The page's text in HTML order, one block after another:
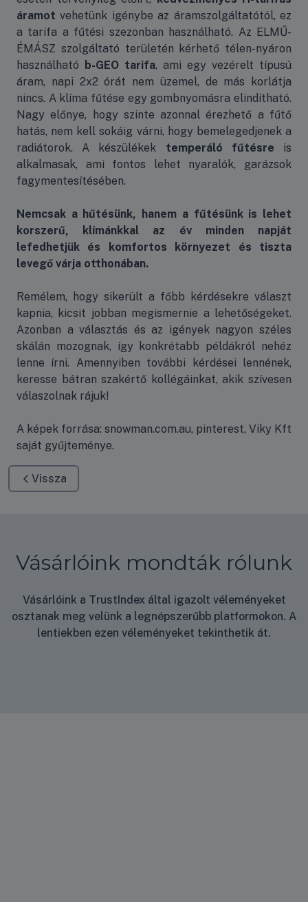
áramot vehetünk igénybe az áramszolgáltatótól, ez
a tarifa a fűtési szezonban használható. Az ELMŰ-
ÉMÁSZ szolgáltató területén kérhető télen-nyáron
használható b-GEO tarifa, ami egy vezérelt típusú
áram, napi 2x2 órát nem üzemel, de más korlátja
nincs. A klíma fűtése egy gombnyomásra elindítható.
Nagy előnye, hogy szinte azonnal érezhető a fűtő
hatás, nem kell sokáig várni, hogy bemelegedjenek a
radiátorok. A készülékek temperáló fűtésre is
alkalmasak, ami fontos lehet nyaralók, garázsok
fagymentesítésében.
Nemcsak a hűtésünk, hanem a fűtésünk is lehet
korszerű, klímánkkal az év minden napját
lefedhetjük és komfortos környezet és tiszta
levegő várja otthonában.
Remélem, hogy sikerült a főbb kérdésekre választ
kapnia, kicsit jobban megismernie a lehetőségeket.
Azonban a választás és az igények nagyon széles
skálán mozognak, így konkrétabb példákról nehéz
lenne írni. Amennyiben további kérdései lennének,
keresse bátran szakértő kollégáinkat, akik szívesen
válaszolnak rájuk!
A képek forrása: snowman.com.au, pinterest, Viky Kft
saját gyűjteménye.
Vissza
Vásárlóink mondták rólunk
Vásárlóink a TrustIndex által igazolt véleményeket
osztanak meg velünk a legnépszerűbb platformokon. A
lentiekben ezen véleményeket tekinthetik át.